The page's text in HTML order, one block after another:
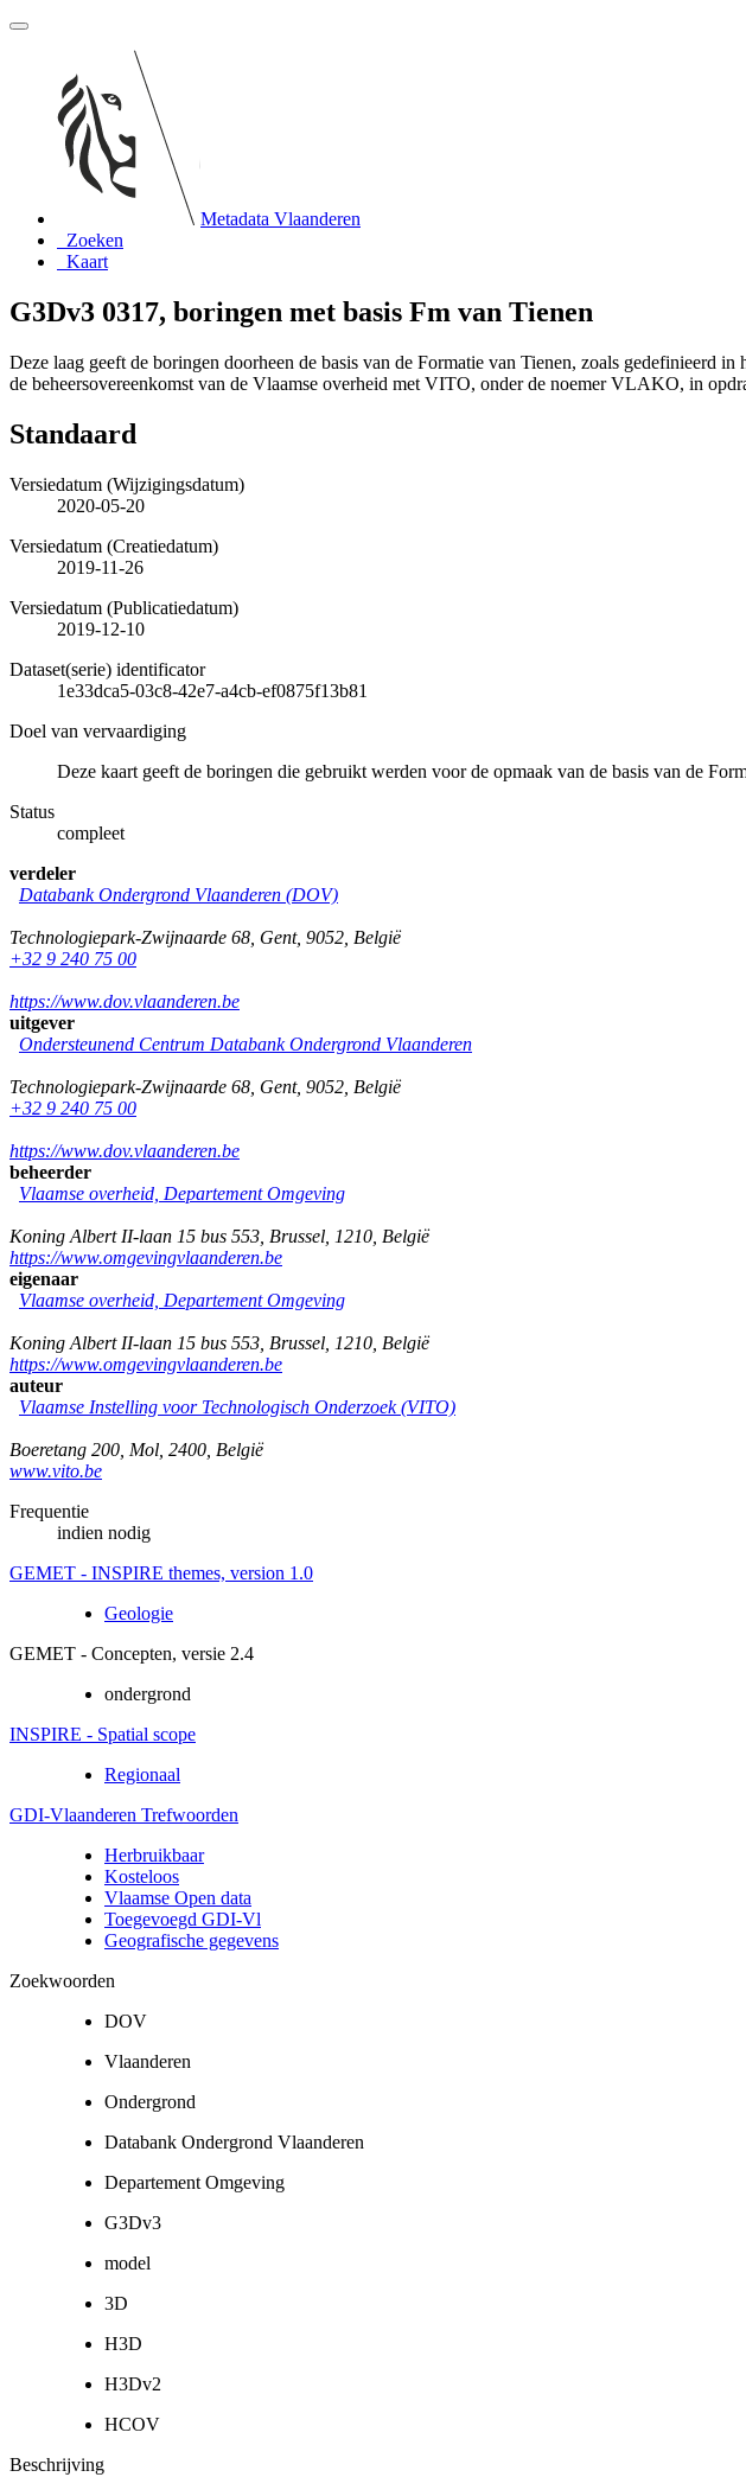
Metadata Vlaanderen
Zoeken
Kaart
G3Dv3 0317, boringen met basis Fm van Tienen
Deze laag geeft de boringen doorheen de basis van de Formatie van Tienen, zoals gedefinieerd
de beheersovereenkomst van de Vlaamse overheid met VITO, onder de noemer VLAKO, in
Standaard
Versiedatum (Wijzigingsdatum)
2020-05-20
Versiedatum (Creatiedatum)
2019-11-26
Versiedatum (Publicatiedatum)
2019-12-10
Dataset(serie) identificator
1e33dca5-03c8-42e7-a4cb-ef0875f13b81
Doel van vervaardiging
Deze kaart geeft de boringen die gebruikt werden voor de opmaak van de basis van de
Status
compleet
verdeler
Databank Ondergrond Vlaanderen (DOV)
Technologiepark-Zwijnaarde 68 Gent, 9052 België
+32 9 240 75 00
https://www.dov.vlaanderen.be
uitgever
Ondersteunend Centrum Databank Ondergrond Vlaanderen
Technologiepark-Zwijnaarde 68 Gent, 9052 België
+32 9 240 75 00
https://www.dov.vlaanderen.be
beheerder
Vlaamse overheid, Departement Omgeving
Koning Albert II-laan 15 bus 553 Brussel 1210 België
https://www.omgevingvlaanderen.be
eigenaar
Vlaamse overheid, Departement Omgeving
Koning Albert II-laan 15 bus 553 Brussel 1210 België
https://www.omgevingvlaanderen.be
auteur
Vlaamse Instelling voor Technologisch Onderzoek (VITO)
Boeretang 200 Mol 2400 België
www.vito.be
Frequentie
indien nodig
GEMET - INSPIRE themes, version 1.0
Geologie
GEMET - Concepten, versie 2.4
ondergrond
INSPIRE - Spatial scope
Regionaal
GDI-Vlaanderen Trefwoorden
Herbruikbaar
Kosteloos
Vlaamse Open data
Toegevoegd GDI-Vl
Geografische gegevens
Zoekwoorden
DOV
Vlaanderen
Ondergrond
Databank Ondergrond Vlaanderen
Departement Omgeving
G3Dv3
model
3D
H3D
H3Dv2
HCOV
Beschrijving